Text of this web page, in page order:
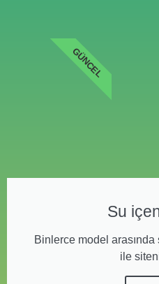
Su
Binlerce model arasında
ile
GÜNCEL